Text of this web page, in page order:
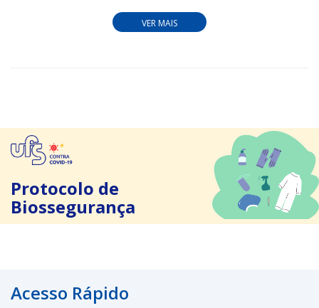
VER MAIS
Protocolo de
Biossegurança
Acesso Rápido